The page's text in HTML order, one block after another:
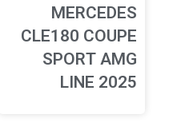
MERCEDES
CLE180 COUPE
SPORT AMG
LINE 2025